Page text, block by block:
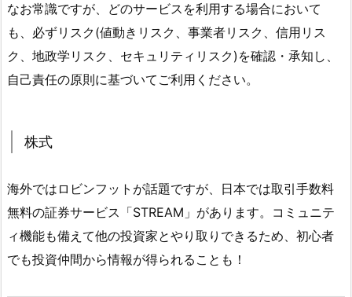
なお常識ですが、どのサービスを利用する場合において
も、必ずリスク(値動きリスク、事業者リスク、信用リス
ク、地政学リスク、セキュリティリスク)を確認・承知し、
自己責任の原則に基づいてご利用ください。
株式
海外ではロビンフットが話題ですが、日本では取引手数料
無料の証券サービス「STREAM」があります。コミュニテ
ィ機能も備えて他の投資家とやり取りできるため、初心者
でも投資仲間から情報が得られることも！